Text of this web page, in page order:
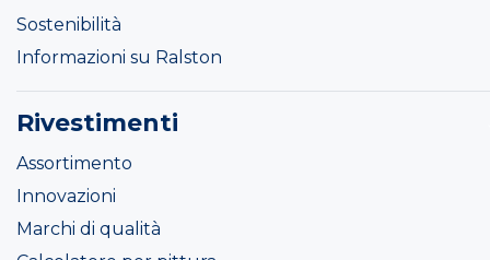
Sostenibilità
Informazioni su Ralston
Rivestimenti
Assortimento
Innovazioni
Marchi di qualità